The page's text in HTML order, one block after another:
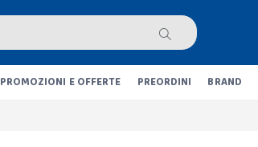
PROMOZIONI E OFFERTE PREORDINI BRAND